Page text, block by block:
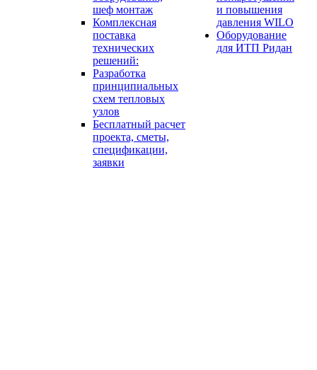
шеф монтаж
Комплексная
поставка
технических
решений:
Разработка
принципиальных
схем тепловых
узлов
Бесплатный расчет
проекта, сметы,
спецификации,
заявки
и повышения
давления WILO
Оборудование
для ИТП Ридан